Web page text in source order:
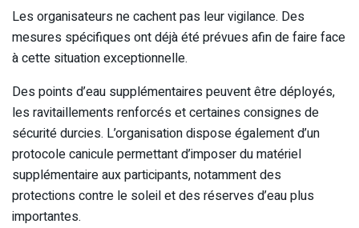
Les organisateurs ne cachent pas leur vigilance. Des
mesures spécifiques ont déjà été prévues afin de faire face
à cette situation exceptionnelle.
Des points d’eau supplémentaires peuvent être déployés,
les ravitaillements renforcés et certaines consignes de
sécurité durcies. L’organisation dispose également d’un
protocole canicule permettant d’imposer du matériel
supplémentaire aux participants, notamment des
protections contre le soleil et des réserves d’eau plus
importantes.